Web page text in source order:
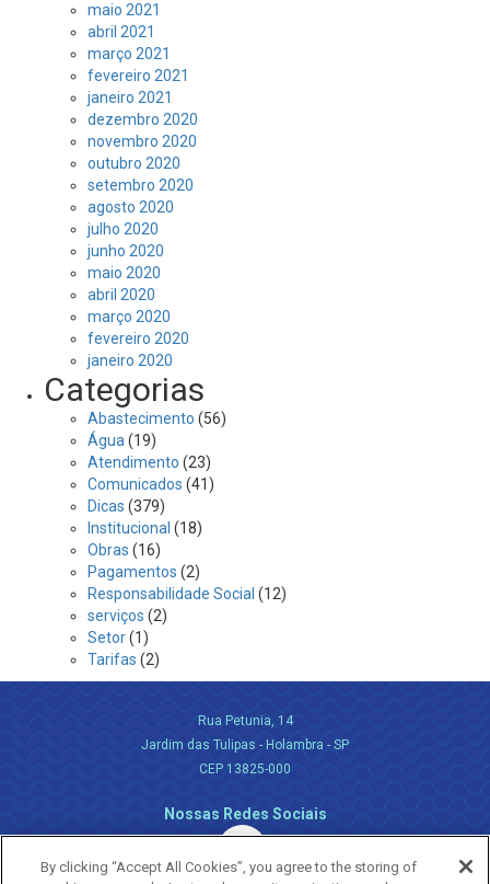
maio 2021
abril 2021
março 2021
fevereiro 2021
janeiro 2021
dezembro 2020
novembro 2020
outubro 2020
setembro 2020
agosto 2020
julho 2020
junho 2020
maio 2020
abril 2020
março 2020
fevereiro 2020
janeiro 2020
Categorias
Abastecimento (56)
Água (19)
Atendimento (23)
Comunicados (41)
Dicas (379)
Institucional (18)
Obras (16)
Pagamentos (2)
Responsabilidade Social (12)
serviços (2)
Setor(1)
Tarifas (2)
Rua Petunia, 14
Jardim das Tulipas - Holambra - SP
CEP 13825-000
Nossas Redes Sociais
By clicking “Accept All Cookies”, you agree to the storing of